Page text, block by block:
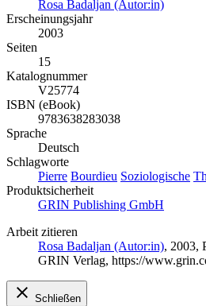
Rosa Badaljan (Autor:in)
Erscheinungsjahr
2003
Seiten
15
Katalognummer
V25774
ISBN (eBook)
9783638283038
Sprache
Deutsch
Schlagworte
Pierre Bourdieu Soziologische
Produktsicherheit
GRIN Publishing GmbH
Arbeit zitieren
Rosa Badaljan (Autor:in), 2003,
GRIN Verlag, https://
Schließen